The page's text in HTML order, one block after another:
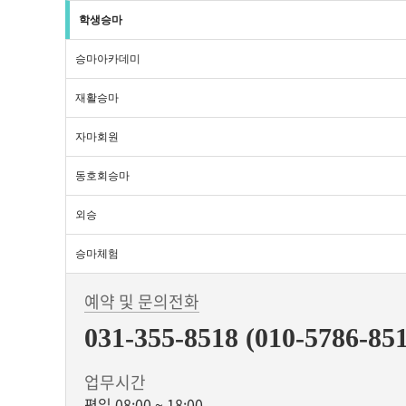
학생승마
승마아카데미
재활승마
자마회원
동호회승마
외승
승마체험
예약 및 문의전화
031-355-8518 (010-5786-
업무시간